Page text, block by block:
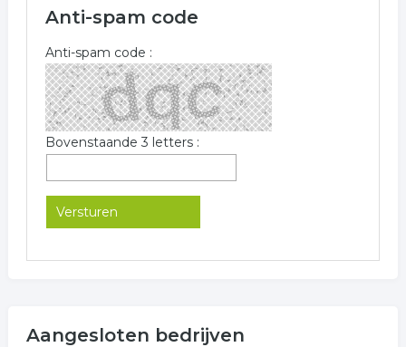
Anti-spam code
Anti-spam code :
Bovenstaande 3 letters :
Aangesloten bedrijven